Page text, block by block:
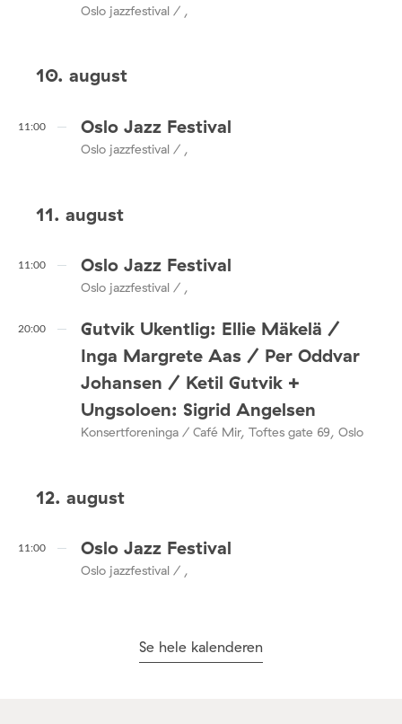
Oslo jazzfestival / ,
10. august
11:00 Oslo Jazz Festival
Oslo jazzfestival / ,
11. august
11:00 Oslo Jazz Festival
Oslo jazzfestival / ,
20:00
Gutvik Ukentlig: Ellie Mäkelä /
Inga Margrete Aas / Per Oddvar
Johansen / Ketil Gutvik +
Ungsoloen: Sigrid Angelsen
Konsertforeninga / Café Mir, Toftes gate 69, Oslo
12. august
11:00 Oslo Jazz Festival
Oslo jazzfestival / ,
Se hele kalenderen